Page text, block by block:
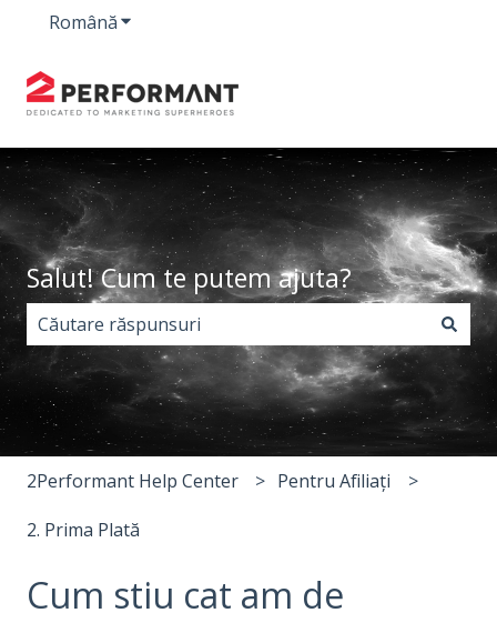
RomânăAfișare submeniu pentru traduceri
Salut! Cum te putem ajuta?
Nu există sugestii din cauză că este gol câmpul de
2Performant Help Center Pentru Afiliați
2. Prima Plată
Cum stiu cat am de